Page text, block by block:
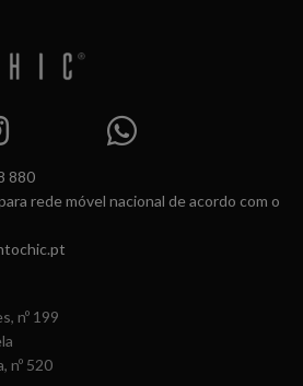
880
rede móvel nacional de acordo com o
nº 199
nº 520